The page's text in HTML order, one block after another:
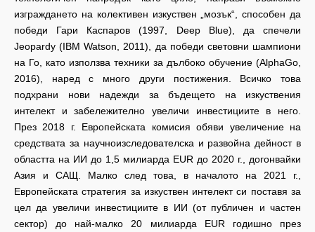
изграждането на колективен изкуствен „мозък“, способен да
победи Гари Каспаров (1997, Deep Blue), да спечели
Jeopardy (IBM Watson, 2011), да победи световни шампиони
на Го, като използва техники за дълбоко обучение (AlphaGo,
2016), наред с много други постижения. Всичко това
подхрани нови надежди за бъдещето на изкуствения
интелект и забележително увеличи инвестициите в него.
През 2018 г. Европейската комисия обяви увеличение на
средствата за научноизследователска и развойна дейност в
областта на ИИ до 1,5 милиарда EUR до 2020 г., догонвайки
Азия и САЩ. Малко след това, в началото на 2021 г.,
Европейската стратегия за изкуствен интелект си поставя за
цел да увеличи инвестициите в ИИ (от публичен и частен
сектор) до най-малко 20 милиарда EUR годишно през